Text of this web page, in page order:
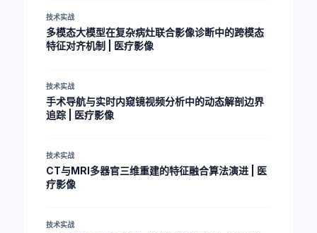
技术实战
多模态大模型在复杂病灶联合影像诊断中的跨模态
特征对齐机制 | 医疗影像
技术实战
手术导航与实时内窥镜视频分析中的动态解剖边界
追踪 | 医疗影像
技术实战
CT与MRI多器官三维重建的特征融合算法演进 | 医
疗影像
技术实战